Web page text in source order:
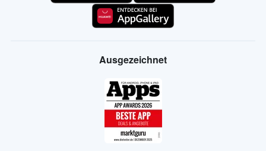
Ausgezeichnet